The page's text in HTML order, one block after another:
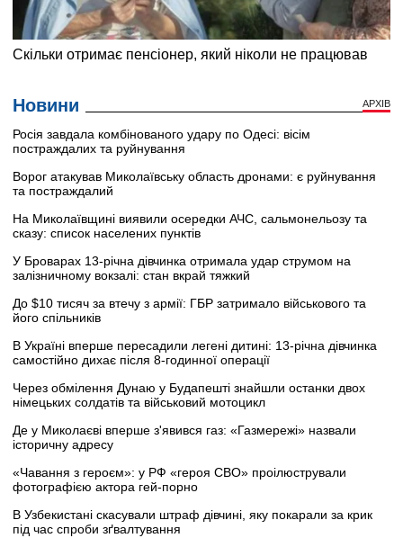
Новини АРХІВ
Росія завдала комбінованого удару по Одесі: вісім
постраждалих та руйнування
Ворог атакував Миколаївську область дронами: є руйнування
та постраждалий
На Миколаївщині виявили осередки АЧС, сальмонельозу та
сказу: список населених пунктів
У Броварах 13-річна дівчинка отримала удар струмом на
залізничному вокзалі: стан вкрай тяжкий
До $10 тисяч за втечу з армії: ГБР затримало військового та
його спільників
В Україні вперше пересадили легені дитині: 13-річна дівчинка
самостійно дихає після 8-годинної операції
Через обмілення Дунаю у Будапешті знайшли останки двох
німецьких солдатів та військовий мотоцикл
Де у Миколаєві вперше з'явився газ: «Газмережі» назвали
історичну адресу
«Чавання з героєм»: у РФ «героя СВО» проілюстрували
фотографією актора гей-порно
В Узбекистані скасували штраф дівчині, яку покарали за крик
під час спроби зґвалтування